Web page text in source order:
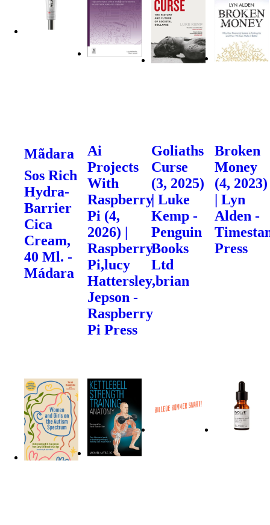
Mãdara
Sos Rich
Hydra-
Barrier
Cica
Cream,
40 Ml. -
Mádara
Ai
Projects
With
Raspberry
Pi (4,
2026) |
Raspberry
Pi,lucy
Hattersley,brian
Jepson -
Raspberry
Pi Press
Goliaths
Curse
(3, 2025)
| Luke
Kemp -
Penguin
Books
Ltd
Broken
Money
(4, 2023)
| Lyn
Alden -
Press